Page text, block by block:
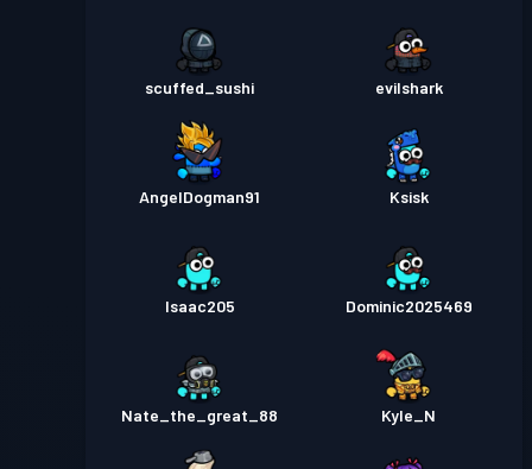
scuffed_sushi evilshark
AngelDogman91 Ksisk
Isaac205 Dominic2025469
Nate_the_great_88 Kyle_N